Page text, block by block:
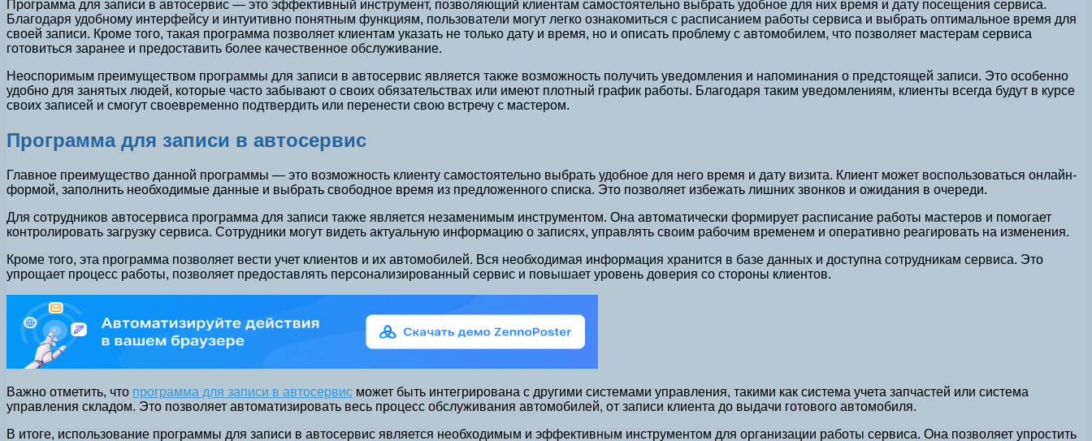
Программа для записи в автосервис — это эффективный инструмент, позволяющий клиентам самостоятельно выбрать удобное для них время и дату посещения сервиса.
Благодаря удобному интерфейсу и интуитивно понятным функциям, пользователи могут легко ознакомиться с расписанием работы сервиса и выбрать оптимальное время для
своей записи. Кроме того, такая программа позволяет клиентам указать не только дату и время, но и описать проблему с автомобилем, что позволяет мастерам сервиса
готовиться заранее и предоставить более качественное обслуживание.
Неоспоримым преимуществом программы для записи в автосервис является также возможность получить уведомления и напоминания о предстоящей записи. Это особенно
удобно для занятых людей, которые часто забывают о своих обязательствах или имеют плотный график работы. Благодаря таким уведомлениям, клиенты всегда будут в курсе
своих записей и смогут своевременно подтвердить или перенести свою встречу с мастером.
Программа для записи в автосервис
Главное преимущество данной программы — это возможность клиенту самостоятельно выбрать удобное для него время и дату визита. Клиент может воспользоваться онлайн-
формой, заполнить необходимые данные и выбрать свободное время из предложенного списка. Это позволяет избежать лишних звонков и ожидания в очереди.
Для сотрудников автосервиса программа для записи также является незаменимым инструментом. Она автоматически формирует расписание работы мастеров и помогает
контролировать загрузку сервиса. Сотрудники могут видеть актуальную информацию о записях, управлять своим рабочим временем и оперативно реагировать на изменения.
Кроме того, эта программа позволяет вести учет клиентов и их автомобилей. Вся необходимая информация хранится в базе данных и доступна сотрудникам сервиса. Это
упрощает процесс работы, позволяет предоставлять персонализированный сервис и повышает уровень доверия со стороны клиентов.
Важно отметить, что программа для записи в автосервис может быть интегрирована с другими системами управления, такими как система учета запчастей или система
управления складом. Это позволяет автоматизировать весь процесс обслуживания автомобилей, от записи клиента до выдачи готового автомобиля.
В итоге, использование программы для записи в автосервис является необходимым и эффективным инструментом для организации работы сервиса. Она позволяет упростить